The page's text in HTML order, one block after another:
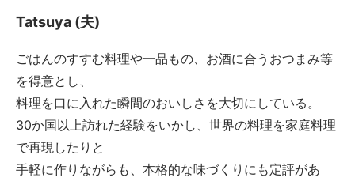
Tatsuya (夫)
ごはんのすすむ料理や一品もの、お酒に合うおつまみ等
を得意とし、
料理を口に入れた瞬間のおいしさを大切にしている。
30か国以上訪れた経験をいかし、世界の料理を家庭料理
で再現したりと
手軽に作りながらも、本格的な味づくりにも定評があ